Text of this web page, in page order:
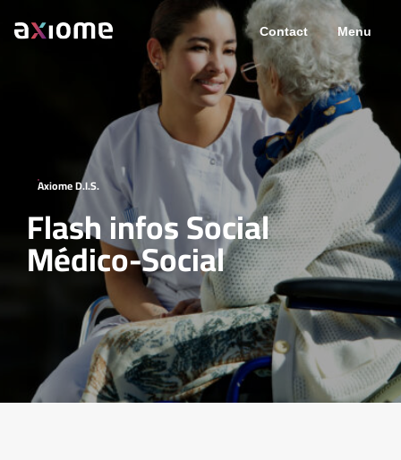
Contact Menu
Axiome D.I.S.
Flash infos Social
Médico-Social